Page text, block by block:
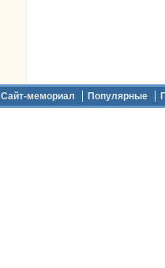
Сайт-мемориал Популярные